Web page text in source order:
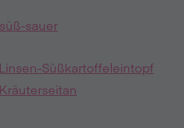
sauer
Süßkartoffeleintopf